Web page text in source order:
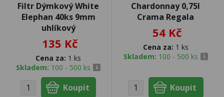
Filtr Dýmkový White
Elephan 40ks 9mm
uhlíkový
135 Kč
Cena za: 1 ks
Skladem: 100 - 500 ks
Chardonnay 0,75l
Crama Regala
54 Kč
Cena za: 1 ks
Skladem: 100 - 500 ks